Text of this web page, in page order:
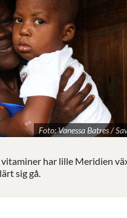
Foto: Vanessa Batres /
har lille Meridien
sig gå.